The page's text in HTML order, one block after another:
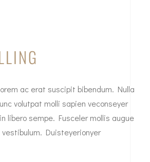
ac erat suscipit bibendum. Nulla
volutpat molli sapien veconseyer
libero sempe. Fusceler mollis augue
Duisteyerionyer